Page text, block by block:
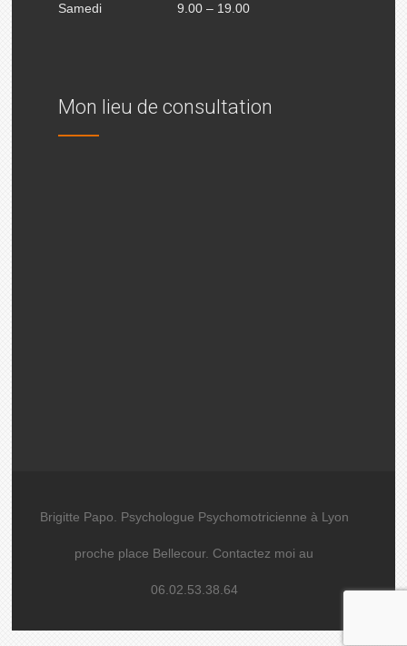
Samedi
9.00 – 19.00
Mon lieu de consultation
Brigitte Papo. Psychologue Psychomotricienne à Lyon
proche place Bellecour. Contactez moi au
06.02.53.38.64